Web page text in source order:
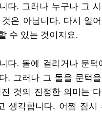
다. 그러나 누구나 그
은 아닙니다. 다시 일
수 있는 것이지요.
다. 돌에 걸리거나 문턱
. 그러나 그 돌을 문턱
진 것의 진정한 의미는
생각합니다. 어쩜 잠시